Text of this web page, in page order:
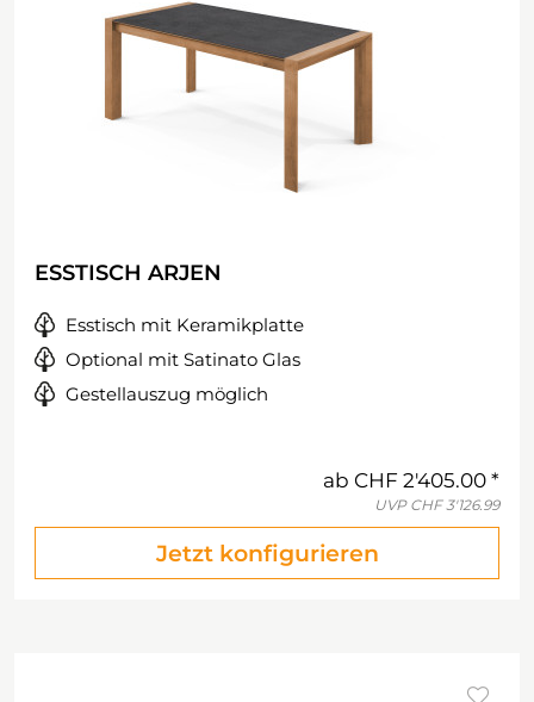
ESSTISCH ARJEN
Esstisch mit Keramikplatte
Optional mit Satinato Glas
Gestellauszug möglich
ab CHF 2'405.00
UVP CHF 3'126.99
Jetzt konfigurieren